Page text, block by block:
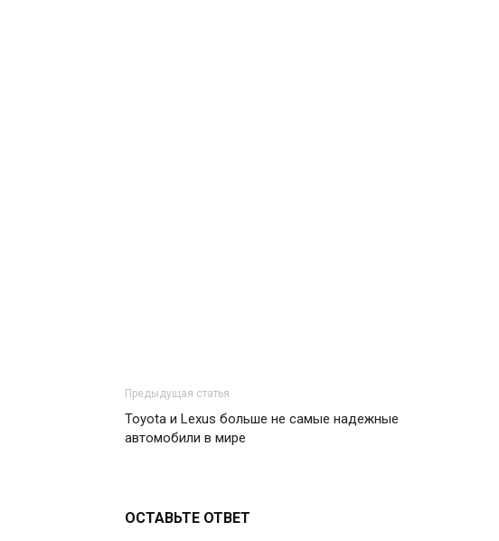
Предыдущая статья
Toyota и Lexus больше не самые надежные
автомобили в мире
ОСТАВЬТЕ ОТВЕТ